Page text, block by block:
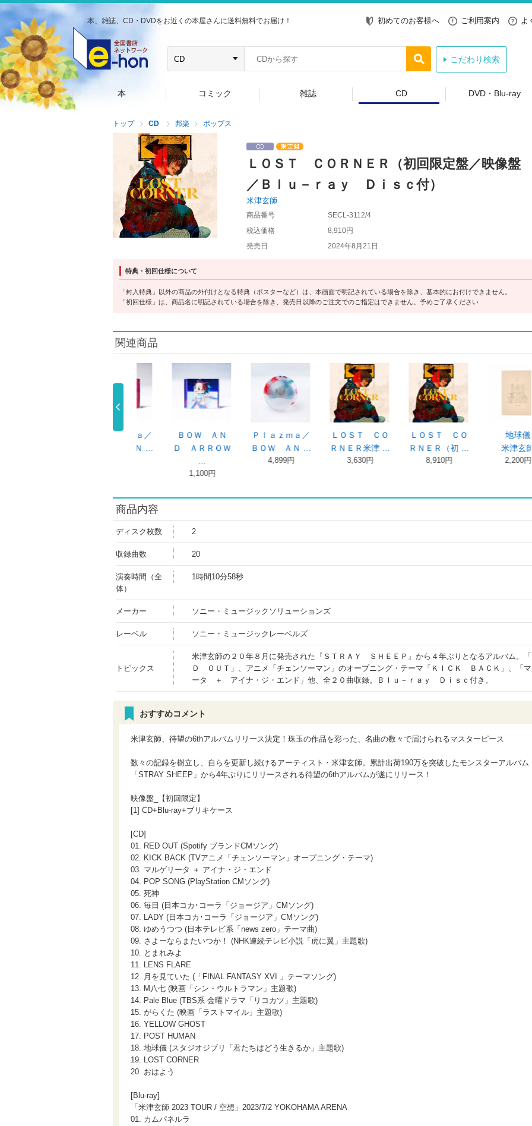
本、雑誌、CD・DVDをお近くの本屋さんに送料無料でお届け！ 初めてのお客様へ ご利用案内 よ
こだわり検索
本 コミック 雑誌 CD DVD・Blu-ray
トップ CD 邦楽 ポップス
ＬＯＳＴ ＣＯＲＮＥＲ（初回限定盤／映像盤
／Ｂｌｕ－ｒａｙ Ｄｉｓｃ付）
米津玄師
商品番号
SECL-3112/4
税込価格
8,910円
発売日
2024年8月21日
特典・初回仕様について
「封入特典」以外の商品の外付けとなる特典（ポスターなど）は、本画面で明記されている場合を除き、基本的にお付けできません。
「初回仕様」は、商品名に明記されている場合を除き、発売日以降のご注文でのご指定はできません。予めご了承ください
関連商品
ＬＯＳＴ ＣＯ
ＬＯＳＴ ＣＯ
ＲＮＥＲ（初 …
地球儀
米津玄師
2,200円
地球儀（初回
版）
米津玄師
ＫＩＣＫ ＢＡ
ＣＫ（映像盤 …
2,200円
ＫＩＣＫ ＢＡ
米津玄師
商品内容
ディスク枚数 2
収録曲数 20
演奏時間（全
体）
1時間10分58秒
メーカー ソニー・ミュージックソリューションズ
レーベル ソニー・ミュージックレーベルズ
トピックス
米津玄師の２０年８月に発売された『ＳＴＲＡＹ ＳＨＥＥＰ』から４年ぶりとなるアルバム。
Ｄ ＯＵＴ」、アニメ「チェンソーマン」のオープニング・テーマ「ＫＩＣＫ ＢＡＣＫ」、「
ータ ＋ アイナ・ジ・エンド」他、全２０曲収録。Ｂｌｕ－ｒａｙ Ｄｉｓｃ付き。
おすすめコメント
米津玄師、待望の6thアルバムリリース決定！珠玉の作品を彩った、名曲の数々で届けられるマスターピース
数々の記録を樹立し、自らを更新し続けるアーティスト・米津玄師。累計出荷190万を突破したモンスターアルバム
「STRAY SHEEP」から4年ぶりにリリースされる待望の6thアルバムが遂にリリース！
映像盤_【初回限定】
[1] CD+Blu-ray+ブリキケース
[CD]
01. RED OUT (Spotify ブランドCMソング)
02. KICK BACK (TVアニメ「チェンソーマン」オープニング・テーマ)
03. マルゲリータ ＋ アイナ・ジ・エンド
04. POP SONG (PlayStation CMソング)
05. 死神
06. 毎日 (日本コカ･コーラ「ジョージア」CMソング)
07. LADY (日本コカ･コーラ「ジョージア」CMソング)
08. ゆめうつつ (日本テレビ系「news zero」テーマ曲)
09. さよーならまたいつか！ (NHK連続テレビ小説「虎に翼」主題歌)
10. とまれみよ
11. LENS FLARE
12. 月を見ていた (「FINAL FANTASY XVI 」テーマソング)
13. M八七 (映画「シン・ウルトラマン」主題歌)
14. Pale Blue (TBS系 金曜ドラマ「リコカツ」主題歌)
15. がらくた (映画「ラストマイル」主題歌)
16. YELLOW GHOST
17. POST HUMAN
18. 地球儀 (スタジオジブリ「君たちはどう生きるか」主題歌)
19. LOST CORNER
20. おはよう
[Blu-ray]
「米津玄師 2023 TOUR / 空想」2023/7/2 YOKOHAMA ARENA
01. カムパネルラ